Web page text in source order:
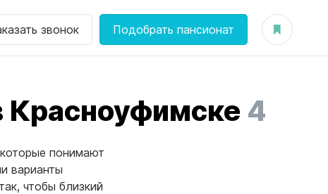
звонок Подобрать пансионат
4
понимают
варианты
чтобы близкий